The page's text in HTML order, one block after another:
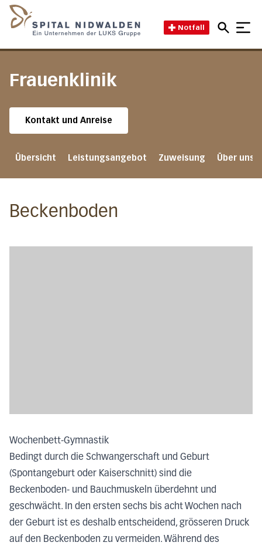
Notfall
Frauenklinik
Kontakt und Anreise
Übersicht Leistungsangebot Zuweisung Über uns
Beckenboden
Wochenbett-Gymnastik
Bedingt durch die Schwangerschaft und Geburt
(Spontangeburt oder Kaiserschnitt) sind die
Beckenboden- und Bauchmuskeln überdehnt und
geschwächt. In den ersten sechs bis acht Wochen nach
der Geburt ist es deshalb entscheidend, grösseren Druck
auf den Beckenboden zu vermeiden. Während des